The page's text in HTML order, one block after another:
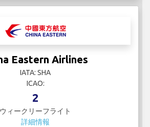
Eastern Airlines
IATA: SHA
ICAO:
2
ウィークリーフライト
詳細情報